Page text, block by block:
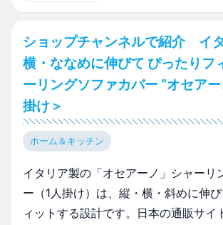
ショップチャンネルで紹介 イ
横・ななめに伸びて ぴったりフ
ーリングソファカバー “オセアー
掛け＞
ホーム＆キッチン
イタリア製の「オセアーノ」シャーリ
ー（1人掛け）は、縦・横・斜めに伸
ィットする設計です。日本の通販サイ